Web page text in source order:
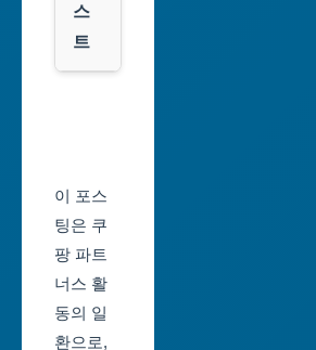
대
전
광
광
역
시
스
트
일
정
부
산
이 포스
팅은 쿠
팡 파트
너스 활
동의 일
환으로,